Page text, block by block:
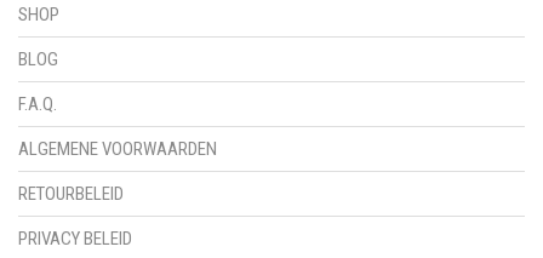
SHOP
BLOG
F.A.Q.
ALGEMENE VOORWAARDEN
RETOURBELEID
PRIVACY BELEID